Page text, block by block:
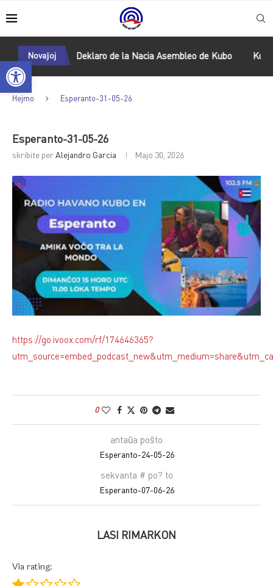
Open toolbar
Novaĵoj
Fidel Deklaro de la Nacia Asembleo de Kubo Kuba
Hejmo Esperanto-31-05-26
Esperanto-31-05-26
skribite perAlejandro Garcia Majo 30, 2026
https://go.ivoox.com/rf/174646365?
0
antaŭa poŝto
Esperanto-24-05-26
sekvanta # po? to
Esperanto-07-06-26
LASI RIMARKON
Via rating: